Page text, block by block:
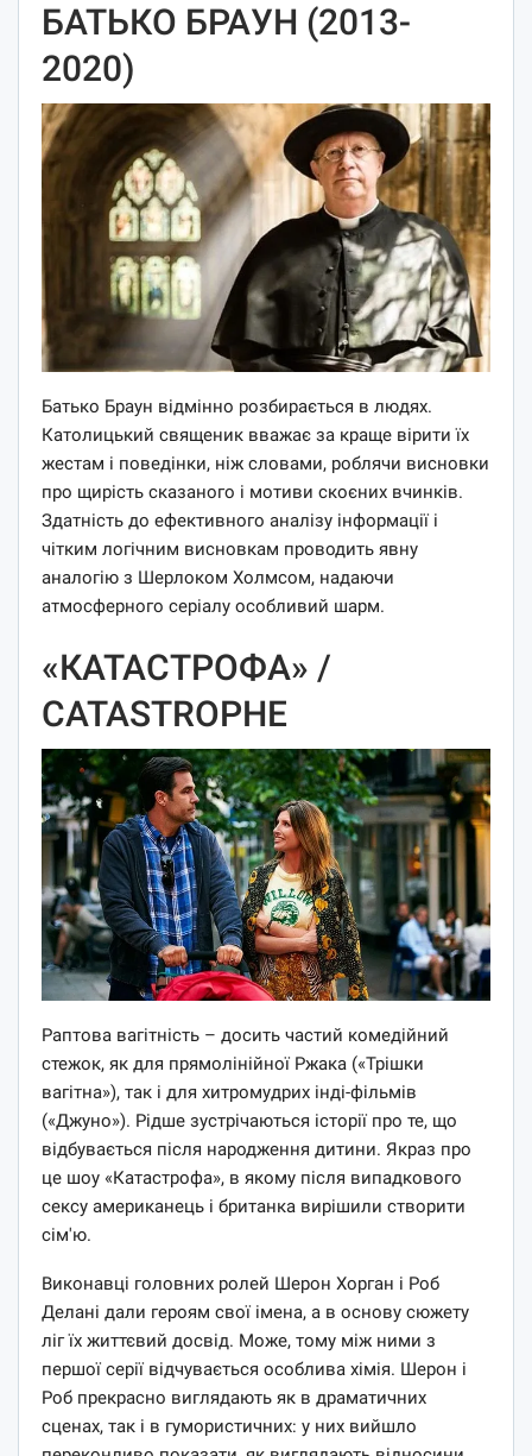
БАТЬКО БРАУН (2013-
2020)
Батько Браун відмінно розбирається в людях.
Католицький священик вважає за краще вірити їх
жестам і поведінки, ніж словами, роблячи висновки
про щирість сказаного і мотиви скоєних вчинків.
Здатність до ефективного аналізу інформації і
чітким логічним висновкам проводить явну
аналогію з Шерлоком Холмсом, надаючи
атмосферного серіалу особливий шарм.
«КАТАСТРОФА» /
CATASTROPHE
Раптова вагітність – досить частий комедійний
стежок, як для прямолінійної Ржака («Трішки
вагітна»), так і для хитромудрих інді-фільмів
(«Джуно»). Рідше зустрічаються історії про те, що
відбувається після народження дитини. Якраз про
це шоу «Катастрофа», в якому після випадкового
сексу американець і британка вирішили створити
сім'ю.
Виконавці головних ролей Шерон Хорган і Роб
Делані дали героям свої імена, а в основу сюжету
ліг їх життєвий досвід. Може, тому між ними з
першої серії відчувається особлива хімія. Шерон і
Роб прекрасно виглядають як в драматичних
сценах, так і в гумористичних: у них вийшло